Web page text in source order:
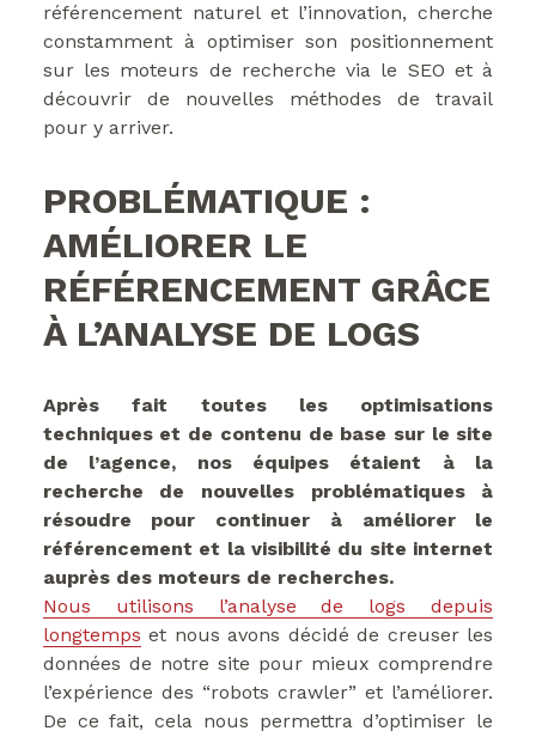
référencement naturel et l’innovation, cherche
constamment à optimiser son positionnement
sur les moteurs de recherche via le SEO et à
découvrir de nouvelles méthodes de travail
pour y arriver.
PROBLÉMATIQUE :
AMÉLIORER LE
RÉFÉRENCEMENT GRÂCE
À L’ANALYSE DE LOGS
Après fait toutes les optimisations
techniques et de contenu de base sur le site
de l’agence, nos équipes étaient à la
recherche de nouvelles problématiques à
résoudre pour continuer à améliorer le
référencement et la visibilité du site internet
auprès des moteurs de recherches.
Nous utilisons l’analyse de logs depuis
longtemps et nous avons décidé de creuser les
données de notre site pour mieux comprendre
l’expérience des “robots crawler” et l’améliorer.
De ce fait, cela nous permettra d’optimiser le